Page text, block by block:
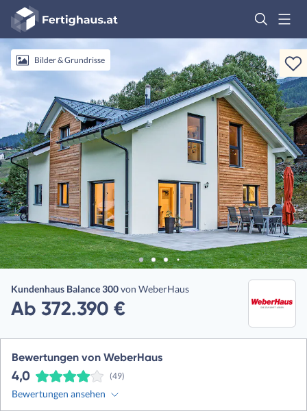
Fertighaus
Logo
AnmeldenBilder & Grundrisse
Kundenhaus Balance 300von WeberHaus
Ab 372.390 €
Bewertungen von WeberHaus
4,0 (49)
Bewertungen ansehen